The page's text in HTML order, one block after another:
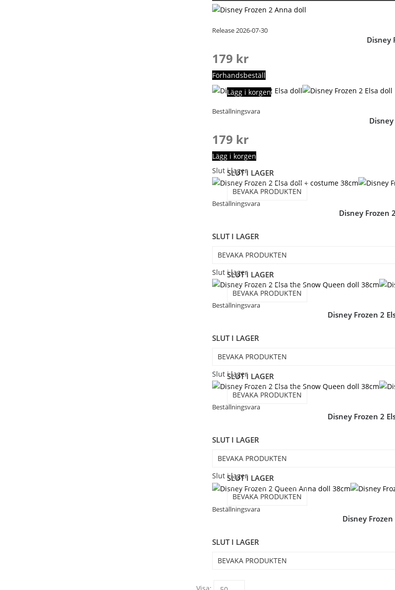
Release 2026-07-30
Disney
179 kr
Förhandsbeställ
Beställningsvara
Lägg i korgen
179 kr
Lägg i korgen
Slut i lager
Beställningsvara
SLUT I LAGER
BEVAKA PRODUKTEN
Disney Frozen
SLUT I LAGER
BEVAKA PRODUKTEN
Slut i lager
Beställningsvara
SLUT I LAGER
BEVAKA PRODUKTEN
Disney Frozen 2
SLUT I LAGER
BEVAKA PRODUKTEN
Slut i lager
Beställningsvara
SLUT I LAGER
BEVAKA PRODUKTEN
Disney Frozen 2
SLUT I LAGER
BEVAKA PRODUKTEN
Slut i lager
Beställningsvara
SLUT I LAGER
BEVAKA PRODUKTEN
Disney
SLUT I LAGER
BEVAKA PRODUKTEN